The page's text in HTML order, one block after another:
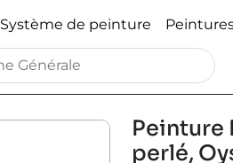
Système de peinture
Peinture
perlé,